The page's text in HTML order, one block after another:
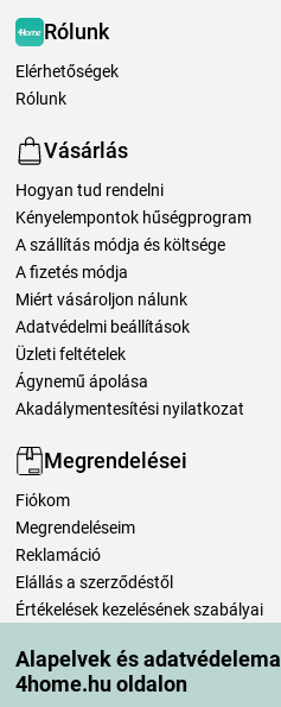
Alapelvek és adatvédelema
4home.hu oldalon
Rólunk
Elérhetőségek
Rólunk
Vásárlás
Hogyan tud rendelni
Kényelempontok hűségprogram
A szállítás módja és költsége
A fizetés módja
Miért vásároljon nálunk
Adatvédelmi beállítások
Üzleti feltételek
Ágynemű ápolása
Akadálymentesítési nyilatkozat
Megrendelései
Fiókom
Megrendeléseim
Reklamáció
Elállás a szerződéstől
Értékelések kezelésének szabályai
Szállítási módok